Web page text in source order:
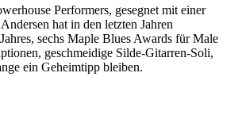
Performers, gesegnet mit einer
hat in den letzten Jahren
sechs Maple Blues Awards für Male
geschmeidige Silde-Gitarren-Soli,
ein Geheimtipp bleiben.